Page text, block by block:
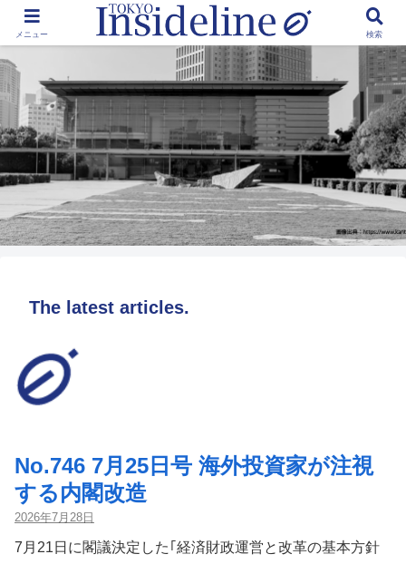
by Toshikawa Takao
The latest articles.
No.746 7月25日号 海外投資家が注視
する内閣改造
2026年7月28日
7月21日に閣議決定した｢経済財政運営と改革の基本方針
メニュー 検索